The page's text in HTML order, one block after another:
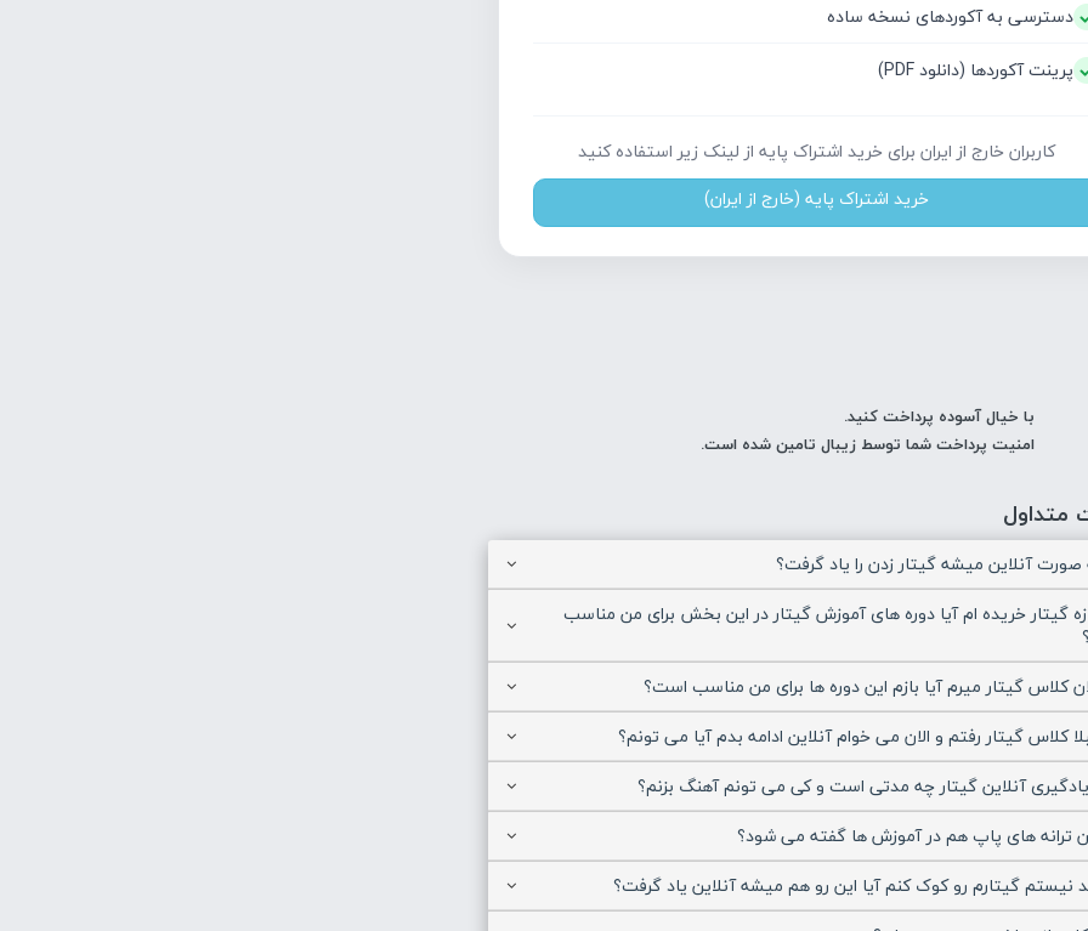
دسترسی به آکوردهای نسخه ساده
پرینت آکوردها (دانلود PDF)
کاربران خارج از ایران برای خرید اشتراک پایه از لینک زیر استفاده کنید
خرید اشتراک پایه (خارج از ایران)
با خیال آسوده پرداخت کنید.
امنیت پرداخت شما توسط زیبال تامین شده است.
متداول
صورت آنلاین میشه گیتار زدن را یاد گرفت؟
گیتار خریده ام آیا دوره های آموزش گیتار در این بخش برای من مناسب
کلاس گیتار میرم آیا بازم این دوره ها برای من مناسب است؟
کلاس گیتار رفتم و الان می خوام آنلاین ادامه بدم آیا می تونم؟
آنلاین گیتار چه مدتی است و کی می تونم آهنگ بزنم؟
ترانه های پاپ هم در آموزش ها گفته می شود؟
نیستم گیتارم رو کوک کنم آیا این رو هم میشه آنلاین یاد گرفت؟